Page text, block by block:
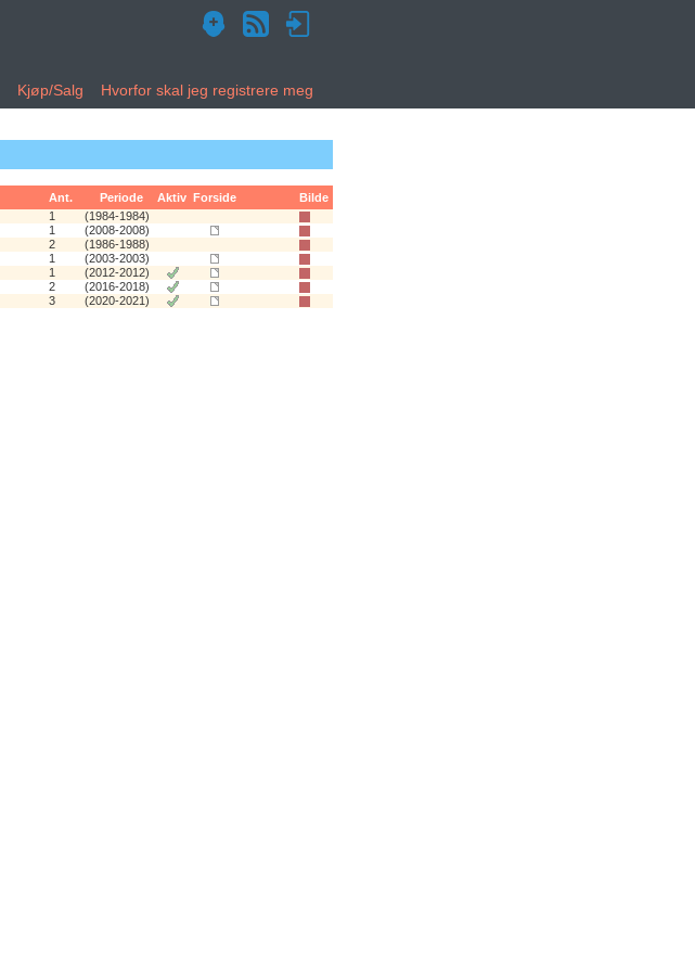
Kjøp/Salg Hvorfor skal jeg registrere meg
Ant. Periode Aktiv Forside
Bilde
1
(1984-1984)
1
(2008-2008)
2
(1986-1988)
1
(2003-2003)
1
(2012-2012)
2
(2016-2018)
3 (2020-2021)